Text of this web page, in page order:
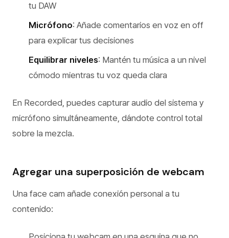
tu DAW
Micrófono: Añade comentarios en voz en off
para explicar tus decisiones
Equilibrar niveles: Mantén tu música a un nivel
cómodo mientras tu voz queda clara
En Recorded, puedes capturar audio del sistema y
micrófono simultáneamente, dándote control total
sobre la mezcla.
Agregar una superposición de webcam
Una face cam añade conexión personal a tu
contenido: